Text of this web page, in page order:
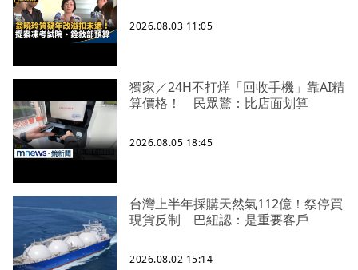
2026.08.03 11:05
獨家／24H不打烊「回收手機」靠AI精
算價格！ 民眾驚：比店面划算
2026.08.05 18:45
台灣上半年採購天然氣112億！祭停買
現貨反制 巴紐認：是重要客戶
2026.08.02 15:14